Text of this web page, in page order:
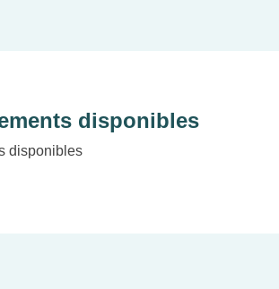
disponibles
disponibles